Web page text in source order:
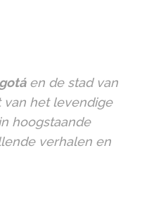
en de stad van
van het levendige
hoogstaande
verhalen en